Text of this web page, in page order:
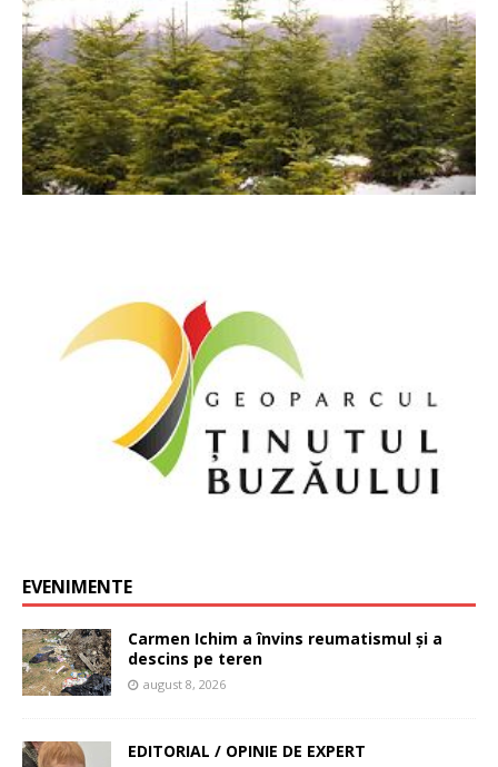
EVENIMENTE
Carmen Ichim a învins reumatismul și a
descins pe teren
august 8, 2026
EDITORIAL / OPINIE DE EXPERT